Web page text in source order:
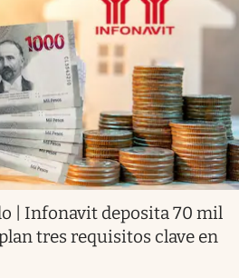
| Infonavit deposita 70 mil
tres requisitos clave en